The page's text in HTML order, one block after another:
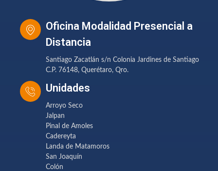
Oficina Modalidad Presencial a
Distancia
Santiago Zacatlán s/n Colonia Jardines de Santiago
C.P. 76148, Querétaro, Qro.
Unidades
Arroyo Seco
Jalpan
Pinal de Amoles
Cadereyta
Landa de Matamoros
San Joaquín
Colón